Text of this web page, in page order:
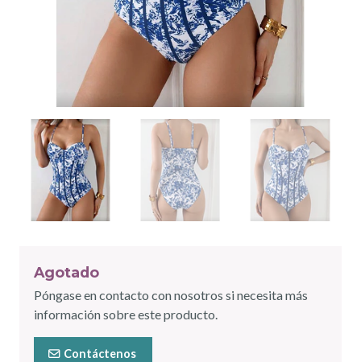
Agotado
Póngase en contacto con nosotros si necesita más
información sobre este producto.
Contáctenos